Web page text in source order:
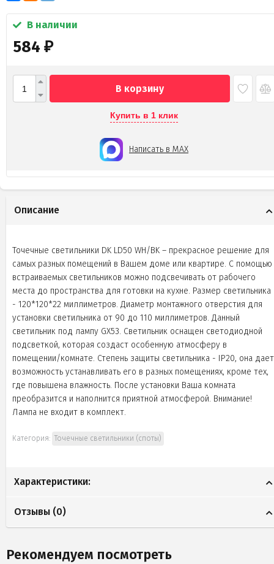
В наличии
584 ₽
В корзину
Купить в 1 клик
Написать в MAX
Описание
Точечные светильники DK LD50 WH/BK – прекрасное решение для
самых разных помещений в Вашем доме или квартире. С помощью
встраиваемых светильников можно подсвечивать от рабочего
места до пространства для готовки на кухне. Размер светильника
- 120*120*22 миллиметров. Диаметр монтажного отверстия для
установки светильника от 90 до 110 миллиметров. Данный
светильник под лампу GX53. Светильник оснащен светодиодной
подсветкой, которая создаст особенную атмосферу в
помещении/комнате. Степень защиты светильника - IP20, она дает
возможность устанавливать его в разных помещениях, кроме тех,
где повышена влажность. После установки Ваша комната
преобразится и наполнится приятной атмосферой. Внимание!
Лампа не входит в комплект.
Категория: Точечные светильники (споты)
Характеристики:
Отзывы (0)
Рекомендуем посмотреть